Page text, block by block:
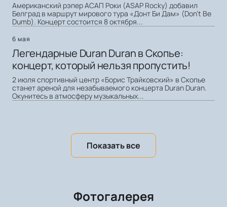
Американский рэпер АСАП Роки (ASAP Rocky) добавил
Белград в маршрут мирового тура «Донт Би Дам» (Don't Be
Dumb). Концерт состоится 8 октября...
6 мая
Легендарные Duran Duran в Скопье:
концерт, который нельзя пропустить!
2 июля спортивный центр «Борис Трайковский» в Скопье
станет ареной для незабываемого концерта Duran Duran.
Окунитесь в атмосферу музыкальных...
Показать все
Фотогалерея